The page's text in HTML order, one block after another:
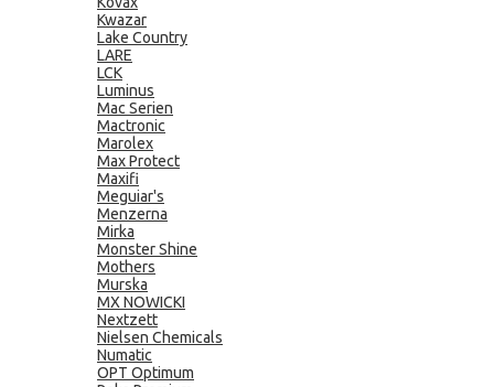
Kwazar
Lake Country
LARE
LCK
Luminus
Mac Serien
Mactronic
Marolex
Max Protect
Maxifi
Meguiar's
Menzerna
Mirka
Monster Shine
Mothers
Murska
MX NOWICKI
Nextzett
Nielsen Chemicals
Numatic
OPT Optimum